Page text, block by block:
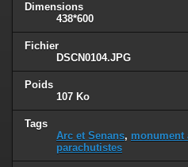
Dimensions
438*600
Fichier
DSCN0104.JPG
Poids
107 Ko
Tags
Arc et Senans, monument
parachutistes